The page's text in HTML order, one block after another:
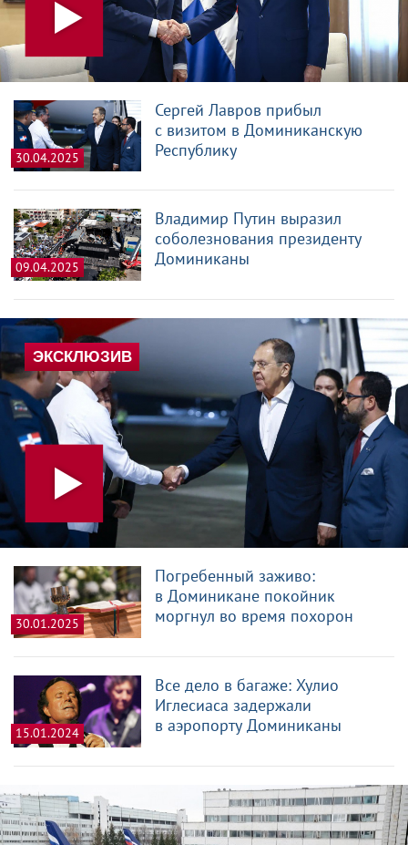
30.04.2025
Сергей Лавров прибыл
с визитом в Доминиканскую
Республику
09.04.2025
Владимир Путин выразил
соболезнования президенту
Доминиканы
30.01.2025
Погребенный заживо:
в Доминикане покойник
моргнул во время похорон
15.01.2024
Все дело в багаже: Хулио
Иглесиаса задержали
в аэропорту Доминиканы